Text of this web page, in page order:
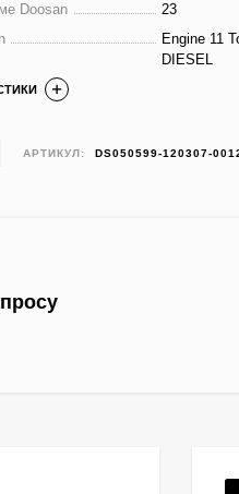
Doosan
23
Engine 11
DIESEL
АРТИКУЛ: DS050599-120307-